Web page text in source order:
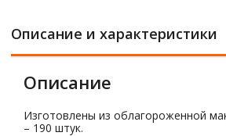
Описание и характеристики
Описание
Изготовлены из облагороженной
– 190 штук.